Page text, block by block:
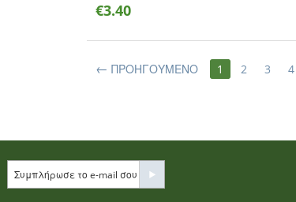
€3.40
ΠΡΟΗΓΟΎΜΕΝΟ 1 2 3 4